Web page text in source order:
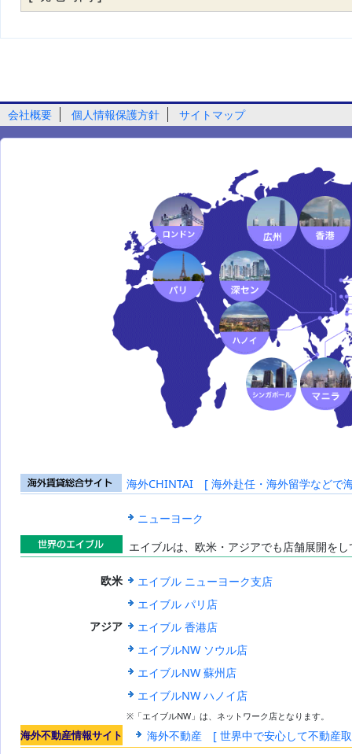
会社概要 個人情報保護方針 サイトマップ
海外賃貸総合
海外CHINTAI [ 海外赴任・海外留学などで
ニューヨーク
エイブルは、欧米・アジアでも店舗展開を
欧米
エイブル ニューヨーク支店
エイブル パリ店
アジア
エイブル 香港店
エイブルNW ソウル店
エイブルNW 蘇州店
エイブルNW ハノイ店
※「エイブルNW」は、ネットワーク店となります。
海外不動産情報サイト 海外不動産 [ 世界中で安心して不動産